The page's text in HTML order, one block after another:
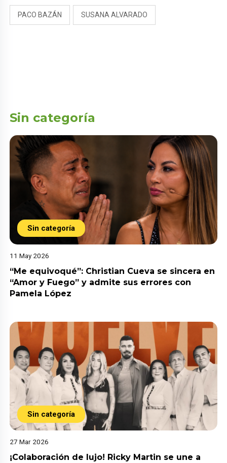
PACO BAZÁN SUSANA ALVARADO
Sin categoría
Sin categoría
11 May 2026
“Me equivoqué”: Christian Cueva se sincera en
“Amor y Fuego” y admite sus errores con
Pamela López
Sin categoría
27 Mar 2026
¡Colaboración de lujo! Ricky Martin se une a